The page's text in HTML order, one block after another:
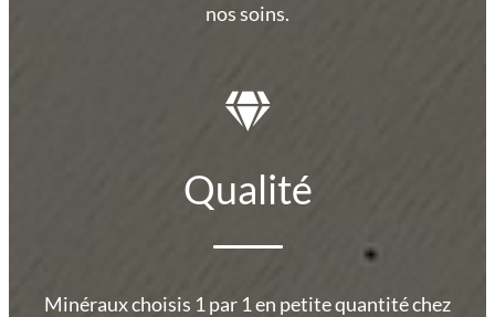
nos soins.
Qualité
Minéraux choisis 1 par 1 en petite quantité chez